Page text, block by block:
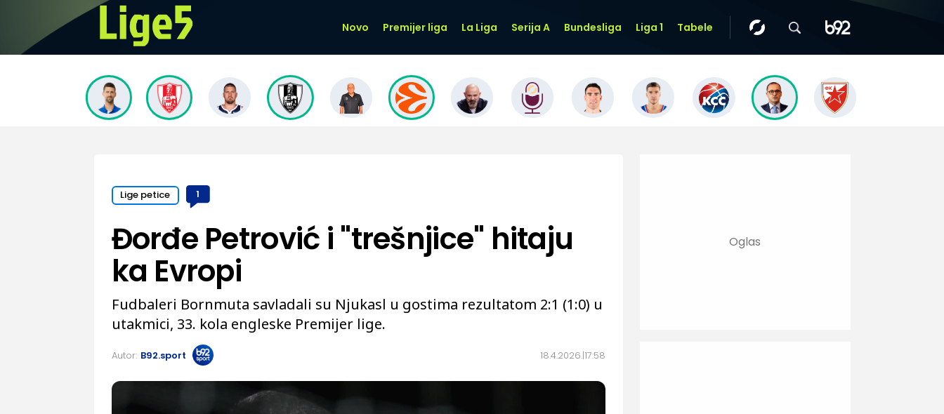
Novo Premijer liga La Liga Serija A Bundesliga Liga 1 Tabele
Lige petice 1
18.4.2026. 17:58
Đorđe Petrović i "trešnjice" hitaju
ka Evropi
Fudbaleri Bornmuta savladali su Njukasl u gostima rezultatom 2:1 (1:0) u
utakmici, 33. kola engleske Premijer lige.
Autor: B92.sport